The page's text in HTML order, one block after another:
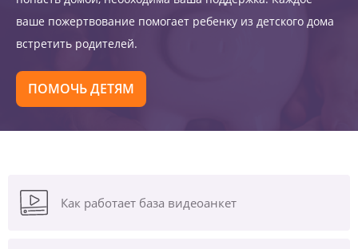
ваше пожертвование помогает ребенку из детского дома
встретить родителей.
ПОМОЧЬ ДЕТЯМ
Как работает база видеоанкет